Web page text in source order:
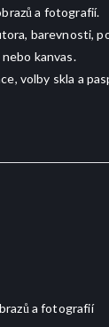
a fotografií.
barevnosti,
kanvas.
volby skla a
a fotografií